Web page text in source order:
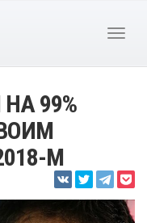
99%
М